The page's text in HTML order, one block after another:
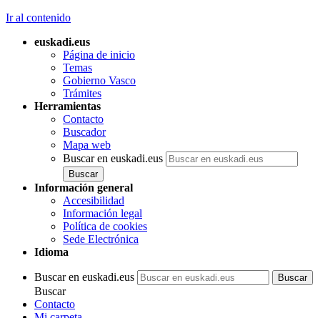
Ir al contenido
euskadi.eus
Página de inicio
Temas
Gobierno Vasco
Trámites
Herramientas
Contacto
Buscador
Mapa web
Buscar en euskadi.eus
Información general
Accesibilidad
Información legal
Política de cookies
Sede Electrónica
Idioma
Buscar en euskadi.eus
Buscar
Contacto